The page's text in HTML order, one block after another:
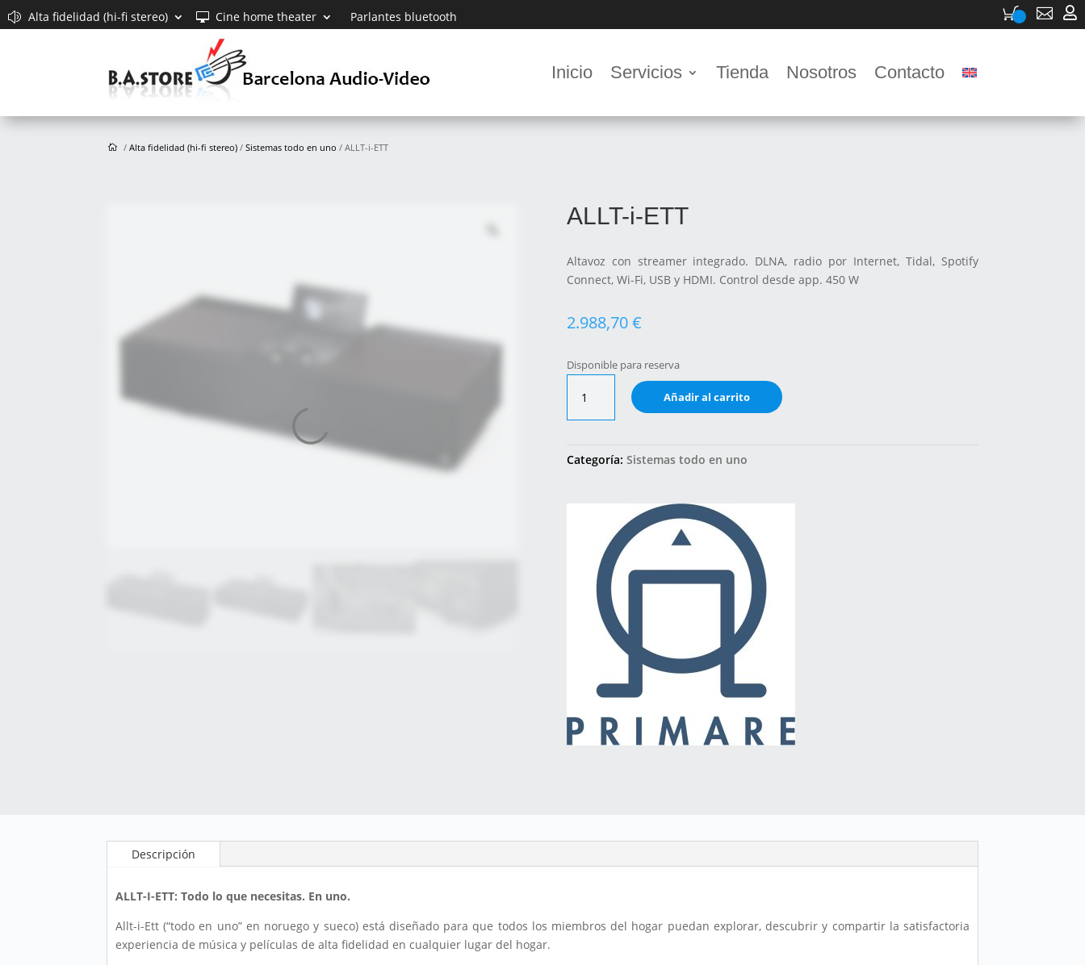
Alta fidelidad (hi-fi stereo) Cine home theater Parlantes bluetooth  
Inicio Servicios Tienda Nosotros Contacto
/Alta fidelidad (hi-fi stereo) /Sistemas todo en uno / ALLT-i-ETT
ALLT-i-ETT
Altavoz con streamer integrado. DLNA, radio por Internet, Tidal, Spotify
Connect, Wi-Fi, USB y HDMI. Control desde app. 450 W
2.988,70€
Disponible para reserva
ETT
Añadir al carrito
Categoría: Sistemas todo en uno
Descripción
ALLT-I-ETT: Todo lo que necesitas. En uno.
Allt-i-Ett (“todo en uno” en noruego y sueco) está diseñado para que todos los miembros del hogar puedan explorar, descubrir y compartir la satisfactoria
experiencia de música y películas de alta fidelidad en cualquier lugar del hogar.